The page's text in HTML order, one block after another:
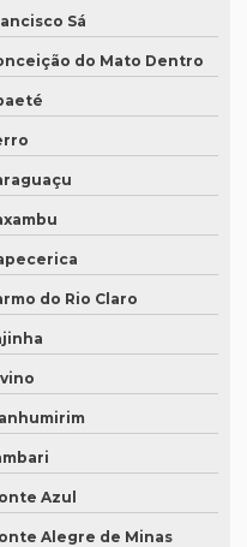
Sá
do Mato Dentro
do Rio Claro
Azul
Alegre de Minas